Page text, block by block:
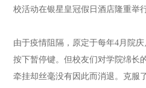
校活动在银星皇冠假日酒店隆重举行
由于疫情阻隔，原定于每年4月院
按下暂停键。但校友们对学院绵长
牵挂却丝毫没有因此而消退。克服